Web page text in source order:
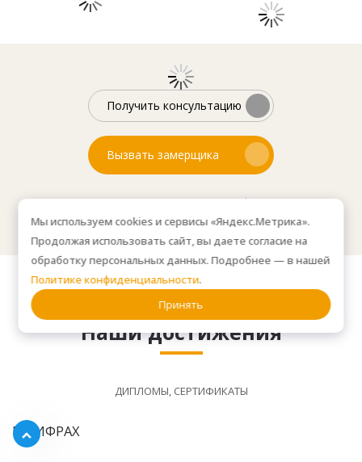
Получить консультацию
Вызвать замерщика
Или свяжитесь с нами по телефону:
8(499) 450-69-33
Наши достижения
ДИПЛОМЫ, СЕРТИФИКАТЫ
В ЦИФРАХ
Мы используем cookies и сервисы «Яндекс.Метрика».
Продолжая использовать сайт, вы даете согласие на
обработку персональных данных. Подробнее — в нашей
Политике конфиденциальности.
Принять